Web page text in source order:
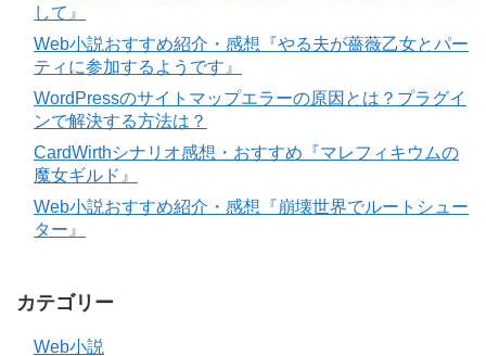
して』
Web小説おすすめ紹介・感想『やる夫が薔薇乙女とパー
ティに参加するようです』
WordPressのサイトマップエラーの原因とは？プラグイ
ンで解決する方法は？
CardWirthシナリオ感想・おすすめ『マレフィキウムの
魔女ギルド』
Web小説おすすめ紹介・感想『崩壊世界でルートシュー
ター』
カテゴリー
Web小説